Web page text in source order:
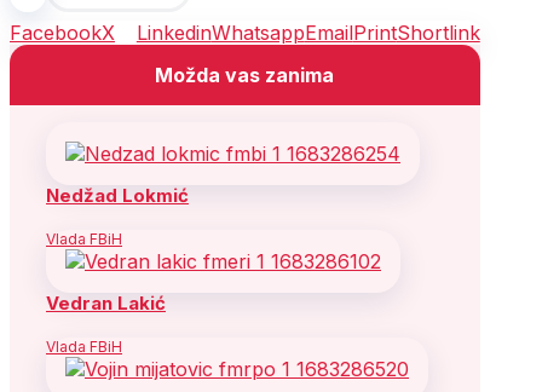
FacebookX LinkedinWhatsappEmailPrintShortlink
Možda vas zanima
Nedžad Lokmić
Vlada FBiH
Vedran Lakić
Vlada FBiH